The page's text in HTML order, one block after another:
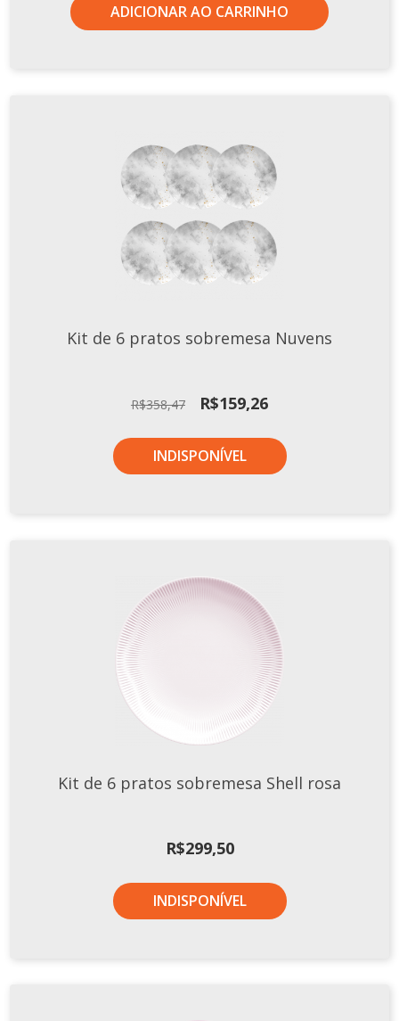
ADICIONAR AO CARRINHO
Kit de 6 pratos sobremesa Nuvens
R$358,47
original
era:
R$358,47.
R$159,26O
atual
R$159,26.
INDISPONÍVEL
Kit de 6 pratos sobremesa Shell rosa
R$299,50
INDISPONÍVEL